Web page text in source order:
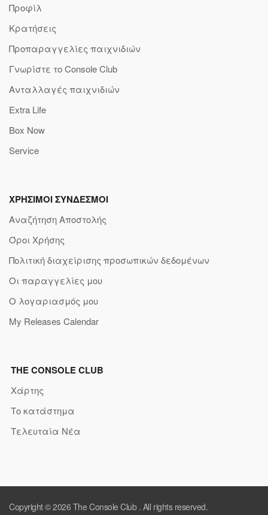
Προφίλ
Κρατήσεις
Προπαραγγελίες παιχνιδιών
Γνωρίστε το Console Club
Ανταλλαγές παιχνιδιών
Extra Life
Box Now
Service
ΧΡΗΣΙΜΟΙ ΣΥΝΔΕΣΜΟΙ
Αναζήτηση Αποστολής
Όροι Χρήσης
Πολιτική διαχείρισης προσωπικών δεδομένων
Οι παραγγελίες μου
Ο λογαριασμός μου
My Releases Calendar
THE CONSOLE CLUB
Χάρτης
Το κατάστημα
Τελευταία Νέα
Copyright © 2026 The Console Club. All rights reserved.